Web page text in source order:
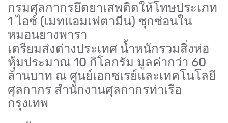
กรมศุลกากรยึดยาเสพติดให้โทษประเภท
1 ไอซ์ (เมทแอมเฟตามีน) ซุกซ่อนใน
หมอนยางพารา
เตรียมส่งต่างประเทศ น้ำหนักรวมสิ่งห่อ
หุ้มประมาณ 10 กิโลกรัม มูลค่ากว่า 60
ล้านบาท ณ ศูนย์เอกซเรย์และเทคโนโลยี
ศุลกากร สำนักงานศุลกากรท่าเรือ
กรุงเทพ